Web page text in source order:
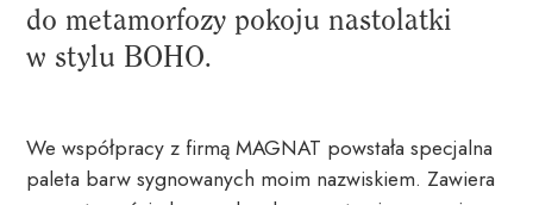
do metamorfozy pokoju nastolatki
w stylu BOHO.
We współpracy z firmą MAGNAT powstała specjalna
paleta barw sygnowanych moim nazwiskiem. Zawiera